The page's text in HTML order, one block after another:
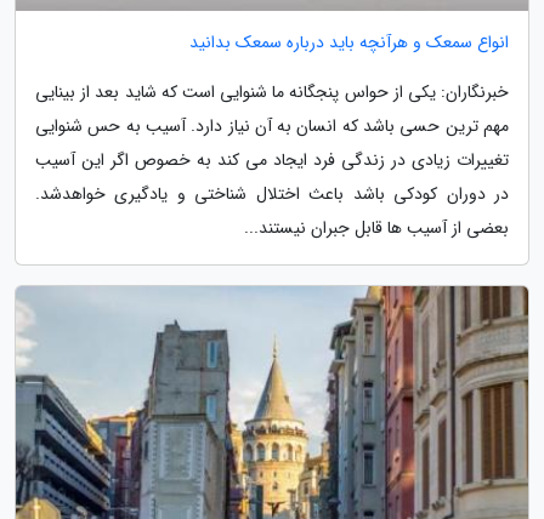
انواع سمعک و هرآنچه باید درباره سمعک بدانید
خبرنگاران: یکی از حواس پنجگانه ما شنوایی است که شاید بعد از بینایی
مهم ترین حسی باشد که انسان به آن نیاز دارد. آسیب به حس شنوایی
تغییرات زیادی در زندگی فرد ایجاد می کند به خصوص اگر این آسیب
در دوران کودکی باشد باعث اختلال شناختی و یادگیری خواهدشد.
بعضی از آسیب ها قابل جبران نیستند...